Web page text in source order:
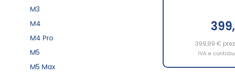
399,99 €
IVA e
M3
M4
M4 Pro
M5
M5 Max